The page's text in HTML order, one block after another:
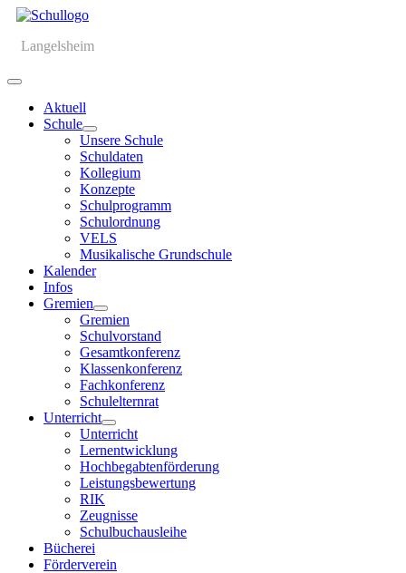
Langelsheim
Aktuell
Schule
Unsere Schule
Schuldaten
Kollegium
Konzepte
Schulprogramm
Schulordnung
VELS
Musikalische Grundschule
Kalender
Infos
Gremien
Gremien
Schulvorstand
Gesamtkonferenz
Klassenkonferenz
Fachkonferenz
Schulelternrat
Unterricht
Unterricht
Lernentwicklung
Hochbegabtenförderung
Leistungsbewertung
RIK
Zeugnisse
Schulbuchausleihe
Bücherei
Förderverein